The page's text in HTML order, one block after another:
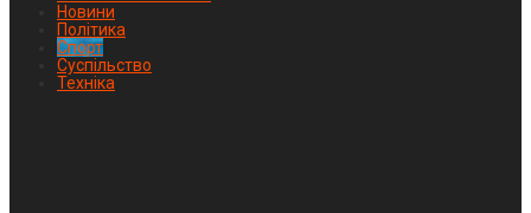
Новини
Політика
Спорт
Суспільство
Техніка